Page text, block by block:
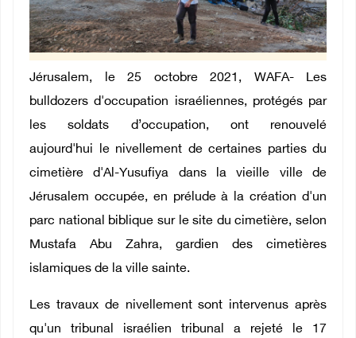
English
Jérusalem, le 25 octobre 2021, WAFA- Les
bulldozers d'occupation israéliennes, protégés par
les soldats d’occupation, ont renouvelé
aujourd'hui le nivellement de certaines parties du
cimetière d'Al-Yusufiya dans la vieille ville de
Jérusalem occupée, en prélude à la création d'un
parc national biblique sur le site du cimetière, selon
Mustafa Abu Zahra, gardien des cimetières
islamiques de la ville sainte.
Les travaux de nivellement sont intervenus après
qu'un tribunal israélien tribunal a rejeté le 17